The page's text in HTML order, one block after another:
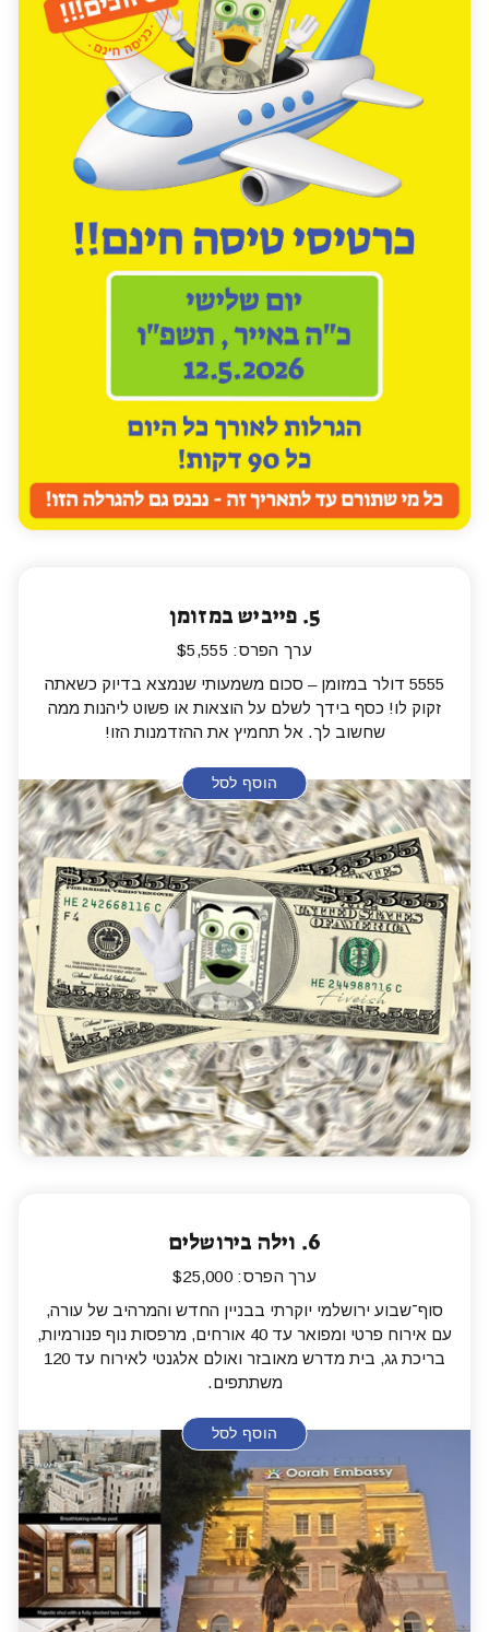
5. פייביש במזומן
ערך הפרס: $5,555
5555 דולר במזומן – סכום משמעותי שנמצא בדיוק כשאתה
זקוק לו! כסף בידך לשלם על הוצאות או פשוט ליהנות ממה
שחשוב לך. אל תחמיץ את ההזדמנות הזו!
הוסף לסל
6. וילה בירושלים
ערך הפרס: $25,000
סוף־שבוע ירושלמי יוקרתי בבניין החדש והמרהיב של עורה,
עם אירוח פרטי ומפואר עד 40 אורחים, מרפסות נוף פנורמיות,
בריכת גג, בית מדרש מאובזר ואולם אלגנטי לאירוח עד 120
משתתפים.
הוסף לסל